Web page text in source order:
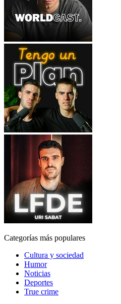
Categorías más populares
Cultura y sociedad
Humor
Noticias
Deportes
True crime